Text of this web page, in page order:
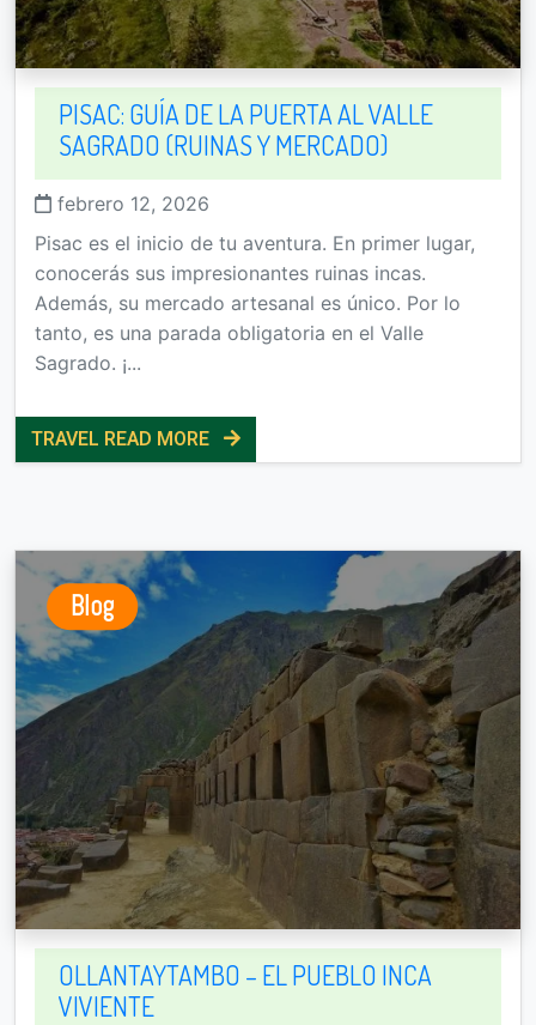
PISAC: GUÍA DE LA PUERTA AL VALLE
SAGRADO (RUINAS Y MERCADO)
febrero 12, 2026
Pisac es el inicio de tu aventura. En primer lugar,
conocerás sus impresionantes ruinas incas.
Además, su mercado artesanal es único. Por lo
tanto, es una parada obligatoria en el Valle
Sagrado. ¡...
TRAVEL READ MORE
Blog
OLLANTAYTAMBO – EL PUEBLO INCA
VIVIENTE